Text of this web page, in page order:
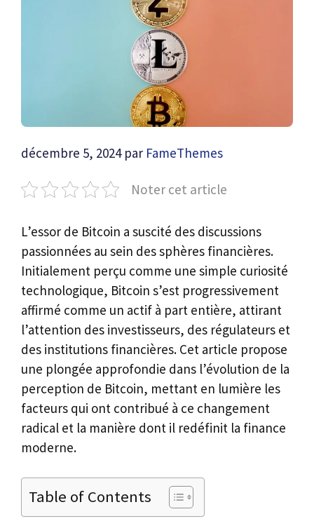
décembre 5, 2024 par FameThemes
Noter cet article
L’essor de Bitcoin a suscité des discussions
passionnées au sein des sphères financières.
Initialement perçu comme une simple curiosité
technologique, Bitcoin s’est progressivement
affirmé comme un actif à part entière, attirant
l’attention des investisseurs, des régulateurs et
des institutions financières. Cet article propose
une plongée approfondie dans l’évolution de la
perception de Bitcoin, mettant en lumière les
facteurs qui ont contribué à ce changement
radical et la manière dont il redéfinit la finance
moderne.
Table of Contents